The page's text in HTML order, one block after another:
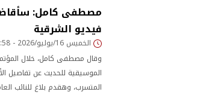
مصطفى كامل:
فيديو الشرقية
الخميس 16/يوليو/2026 - 05:58 م
وقال مصطفى كامل، خلال
الموسيقية للحديث عن تفاصيل
المتسرب، وهقدم بلاغ للنائب